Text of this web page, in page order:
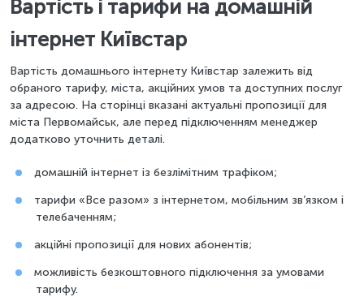
Вартість і тарифи на домашній
інтернет Київстар
Вартість домашнього інтернету Київстар залежить від
обраного тарифу, міста, акційних умов та доступних послуг
за адресою. На сторінці вказані актуальні пропозиції для
міста Первомайськ, але перед підключенням менеджер
додатково уточнить деталі.
домашній інтернет із безлімітним трафіком;
тарифи «Все разом» з інтернетом, мобільним зв’язком і
телебаченням;
акційні пропозиції для нових абонентів;
можливість безкоштовного підключення за умовами
тарифу.